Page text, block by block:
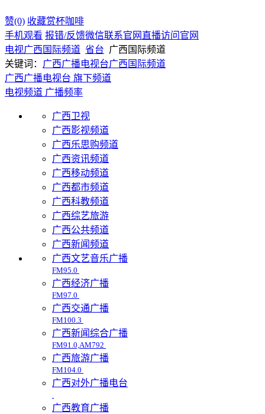
赞(0) 收藏赏杯咖啡
手机观看 报错/反馈微信联系官网直播访问官网
电视广西 国际频道 省台 广西国际频道
关键词： 广西广播电视台广西国际频道
广西广播电视台 旗下频道
电视频道 广播频率
广西卫视
广西影视频道
广西乐思购频道
广西资讯频道
广西移动频道
广西都市频道
广西科教频道
广西综艺旅游
广西公共频道
广西新闻频道
广西文艺音乐广播
FM95.0
广西经济广播
FM97.0
广西交通广播
FM100.3
广西新闻综合广播
FM91.0,AM792
广西旅游广播
FM104.0
广西对外广播电台
广西教育广播